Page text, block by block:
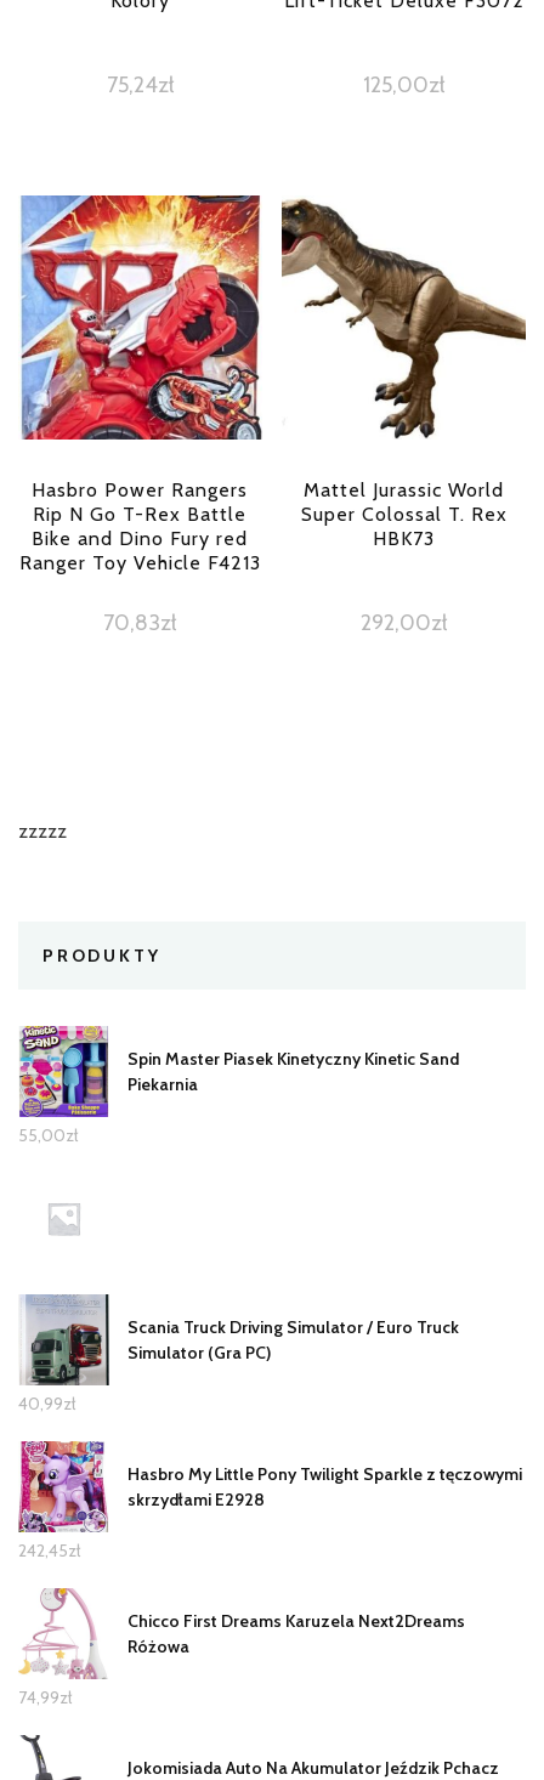
75,24zł 125,00zł
Hasbro Power Rangers
Rip N Go T-Rex Battle
Bike and Dino Fury red
Ranger Toy Vehicle F4213
70,83zł
Mattel Jurassic World
Super Colossal T. Rex
HBK73
292,00zł
zzzzz
PRODUKTY
Spin Master Piasek Kinetyczny Kinetic Sand
Piekarnia
55,00zł
Scania Truck Driving Simulator / Euro Truck
Simulator (Gra PC)
40,99zł
Hasbro My Little Pony Twilight Sparkle z tęczowymi
skrzydłami E2928
242,45zł
Chicco First Dreams Karuzela Next2Dreams
Różowa
74,99zł
Jokomisiada Auto Na Akumulator Jeździk Pchacz